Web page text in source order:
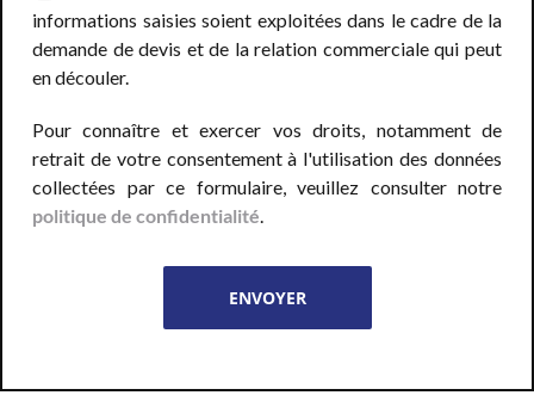
informations saisies soient exploitées dans le cadre de la
demande de devis et de la relation commerciale qui peut
en découler.
Pour connaître et exercer vos droits, notamment de
retrait de votre consentement à l'utilisation des données
collectées par ce formulaire, veuillez consulter notre
politique de confidentialité.